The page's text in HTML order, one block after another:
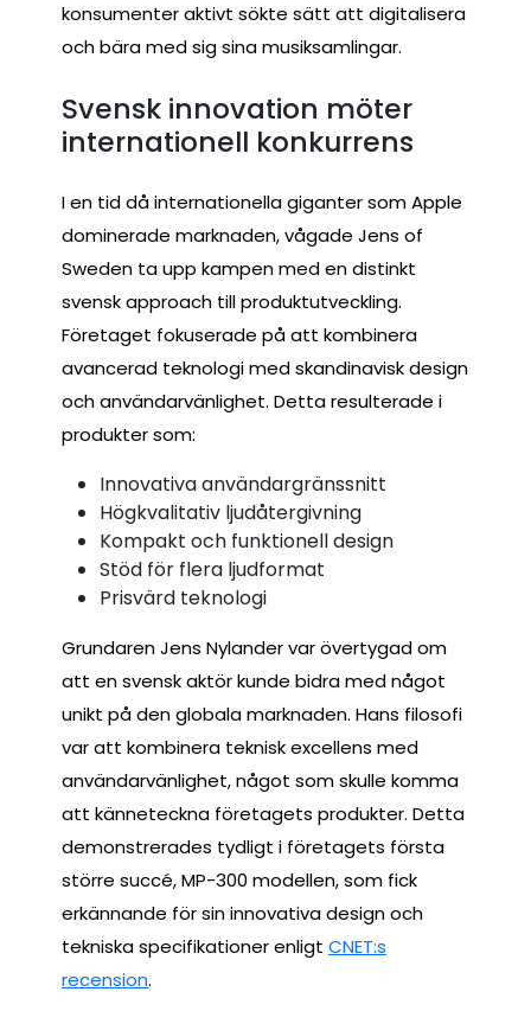
konsumenter aktivt sökte sätt att digitalisera
och bära med sig sina musiksamlingar.
Svensk innovation möter
internationell konkurrens
I en tid då internationella giganter som Apple
dominerade marknaden, vågade Jens of
Sweden ta upp kampen med en distinkt
svensk approach till produktutveckling.
Företaget fokuserade på att kombinera
avancerad teknologi med skandinavisk design
och användarvänlighet. Detta resulterade i
produkter som:
Innovativa användargränssnitt
Högkvalitativ ljudåtergivning
Kompakt och funktionell design
Stöd för flera ljudformat
Prisvärd teknologi
Grundaren Jens Nylander var övertygad om
att en svensk aktör kunde bidra med något
unikt på den globala marknaden. Hans filosofi
var att kombinera teknisk excellens med
användarvänlighet, något som skulle komma
att känneteckna företagets produkter. Detta
demonstrerades tydligt i företagets första
större succé, MP-300 modellen, som fick
erkännande för sin innovativa design och
tekniska specifikationer enligt CNET:s
recension.